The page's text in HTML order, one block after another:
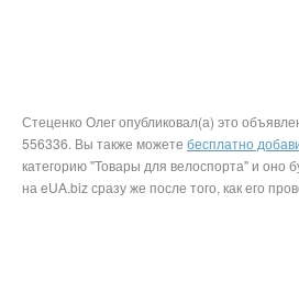
Стеценко Олег опубликовал(а) это
556336. Вы также можете бесплатно
категорию "Товары для велоспорта" и оно
на eUA.biz сразу же после того, как его